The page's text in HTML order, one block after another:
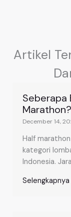
Artikel
Seberapa
December 14,
Half
kategori
Indonesia.